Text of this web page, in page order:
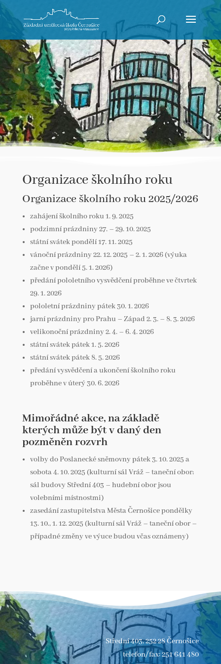
Organizace školního roku
Organizace školního roku 2025/2026
zahájení školního roku 1. 9. 2025
podzimní prázdniny 27. – 29. 10. 2025
státní svátek pondělí 17. 11. 2025
vánoční prázdniny 22. 12. 2025 – 2. 1. 2026 (výuka
začne v pondělí 5. 1. 2026)
předání pololetního vysvědčení proběhne ve čtvrtek
29. 1. 2026
pololetní prázdniny pátek 30. 1. 2026
jarní prázdniny pro Prahu – Západ 2. 3. – 8. 3. 2026
velikonoční prázdniny 2. 4. – 6. 4. 2026
státní svátek pátek 1. 5. 2026
státní svátek pátek 8. 5. 2026
předání vysvědčení a ukončení školního roku
proběhne v úterý 30. 6. 2026
Mimořádné akce, na základě
kterých může být v daný den
pozměněn rozvrh
volby do Poslanecké sněmovny pátek 3. 10. 2025 a
sobota 4. 10. 2025 (kulturní sál Vráž – taneční obor;
sál budovy Střední 403 – hudební obor jsou
volebními místnostmi)
zasedání zastupitelstva Města Černošice pondělky
13. 10., 1. 12. 2025 (kulturní sál Vráž – taneční obor –
případné změny ve výuce budou včas oznámeny)
Střední 403, 252 28 Černošice
telefon/fax: 251 641 480